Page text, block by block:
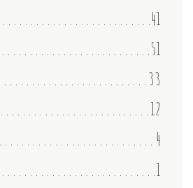
41
51
33
12
4
1